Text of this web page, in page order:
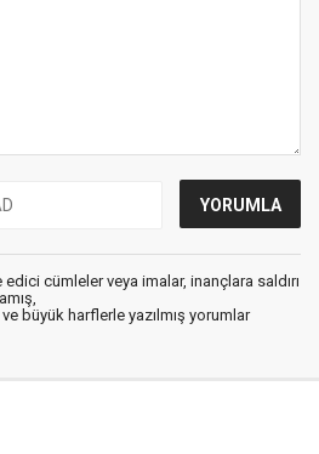
cümleler veya imalar, inançlara saldırı
büyük harflerle yazılmış yorumlar